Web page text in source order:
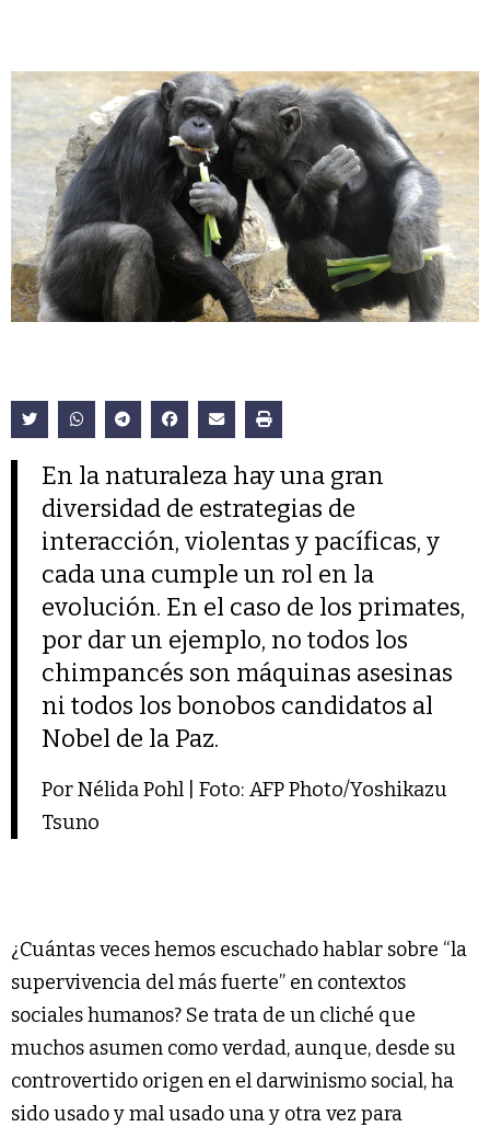
En la naturaleza hay una gran
diversidad de estrategias de
interacción, violentas y pacíficas, y
cada una cumple un rol en la
evolución. En el caso de los primates,
por dar un ejemplo, no todos los
chimpancés son máquinas asesinas
ni todos los bonobos candidatos al
Nobel de la Paz.
Por Nélida Pohl | Foto: AFP Photo/Yoshikazu
Tsuno
¿Cuántas veces hemos escuchado hablar sobre “la
supervivencia del más fuerte” en contextos
sociales humanos? Se trata de un cliché que
muchos asumen como verdad, aunque, desde su
controvertido origen en el darwinismo social, ha
sido usado y mal usado una y otra vez para